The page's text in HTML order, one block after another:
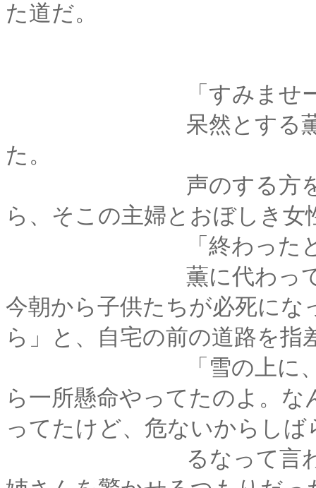
た道だ。
「すみませーん、も
呆然とする薫に、の
た。
声のする方を見ると
ら、そこの主婦とおぼしき
「終わったとは、
薫に代わって剣心が
今朝から子供たちが必死に
ら」と、自宅の前の道路を指
「雪の上に、水を撒
ら一所懸命やってたのよ。
ってたけど、危ないからしば
るなって言われちゃ